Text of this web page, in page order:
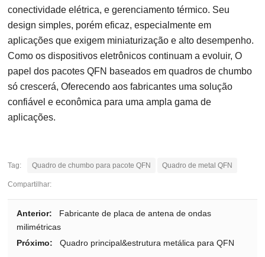
conectividade elétrica, e gerenciamento térmico. Seu
design simples, porém eficaz, especialmente em
aplicações que exigem miniaturização e alto desempenho.
Como os dispositivos eletrônicos continuam a evoluir, O
papel dos pacotes QFN baseados em quadros de chumbo
só crescerá, Oferecendo aos fabricantes uma solução
confiável e econômica para uma ampla gama de
aplicações.
Tag: Quadro de chumbo para pacote QFN Quadro de metal QFN
Compartilhar:
Anterior:
Fabricante de placa de antena de ondas
milimétricas
Próximo:
Quadro principal&estrutura metálica para QFN